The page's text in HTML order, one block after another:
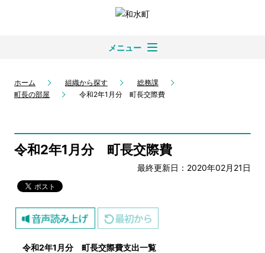
メニュー
ホーム 組織から探す
総務課
町長の部屋
令和2年1月分 町長交際費
令和2年1月分 町長交際費
最終更新日：2020年02月21日
令和2年1 月分 町長交際費支出一覧